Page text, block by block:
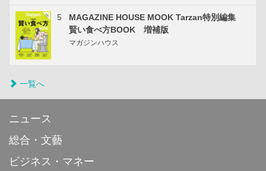
5
MAGAZINE HOUSE MOOK Tarzan特別編集
賢い食べ方BOOK 増補版
マガジンハウス
一覧へ
ニュース
総合・文藝
ビジネス・マネー